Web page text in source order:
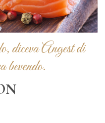
diceva Angest di
bevendo.